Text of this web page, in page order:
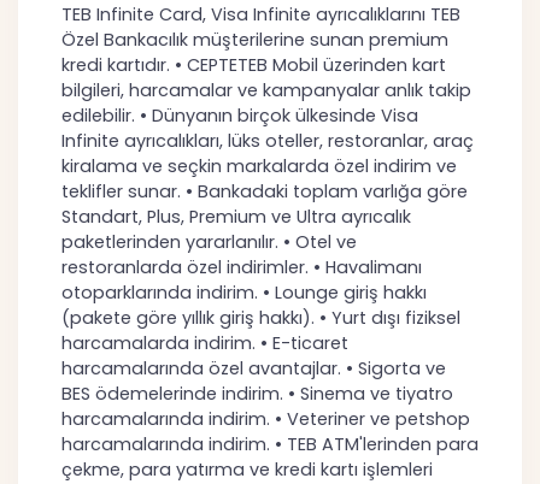
TEB Infinite Card, Visa Infinite ayrıcalıklarını TEB
Özel Bankacılık müşterilerine sunan premium
kredi kartıdır. • CEPTETEB Mobil üzerinden kart
bilgileri, harcamalar ve kampanyalar anlık takip
edilebilir. • Dünyanın birçok ülkesinde Visa
Infinite ayrıcalıkları, lüks oteller, restoranlar, araç
kiralama ve seçkin markalarda özel indirim ve
teklifler sunar. • Bankadaki toplam varlığa göre
Standart, Plus, Premium ve Ultra ayrıcalık
paketlerinden yararlanılır. • Otel ve
restoranlarda özel indirimler. • Havalimanı
otoparklarında indirim. • Lounge giriş hakkı
(pakete göre yıllık giriş hakkı). • Yurt dışı fiziksel
harcamalarda indirim. • E-ticaret
harcamalarında özel avantajlar. • Sigorta ve
BES ödemelerinde indirim. • Sinema ve tiyatro
harcamalarında indirim. • Veteriner ve petshop
harcamalarında indirim. • TEB ATM'lerinden para
çekme, para yatırma ve kredi kartı işlemleri